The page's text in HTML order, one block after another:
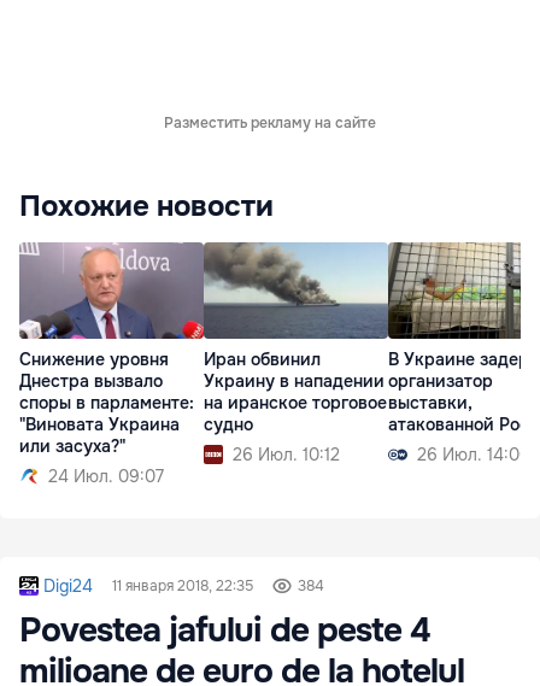
Разместить рекламу на сайте
Похожие новости
Снижение уровня
Днестра вызвало
споры в парламенте:
"Виновата Украина
или засуха?"
24 Июл. 09:07
Иран обвинил
Украину в нападении
на иранское торговое
судно
26 Июл. 10:12
В Украине
организатор
выставки,
атакованной
26 Июл. 14:00
Digi24 11 января 2018, 22:35 384
Povestea jafului de peste 4
milioane de euro de la hotelul